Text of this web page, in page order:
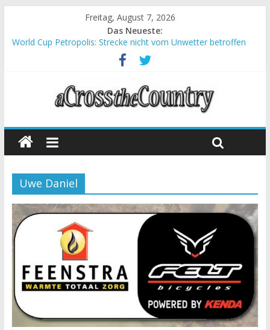
Freitag, August 7, 2026
Das Neueste:
World Cup Petropolis: Strecke nicht vom Unwetter betroffen
Krumbach und Obergessertshausen: Mountainbike-Bundesliga
Supercup Massi Banyoles: Siege für Carod und Richards
Halbzeit beim Andalucia Bike Race: Weltmeister Seewald führt
Chelva: Schweizer Doppelsieg beim ersten XCO-Rennen der
Uwe Daniel